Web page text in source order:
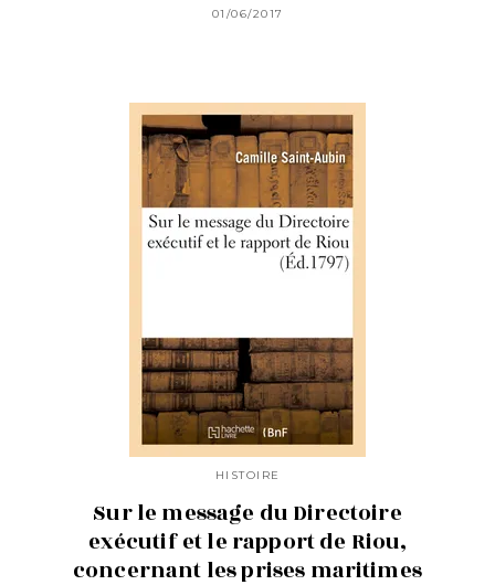
01/06/2017
HISTOIRE
Sur le message du Directoire
exécutif et le rapport de Riou,
concernant les prises maritimes